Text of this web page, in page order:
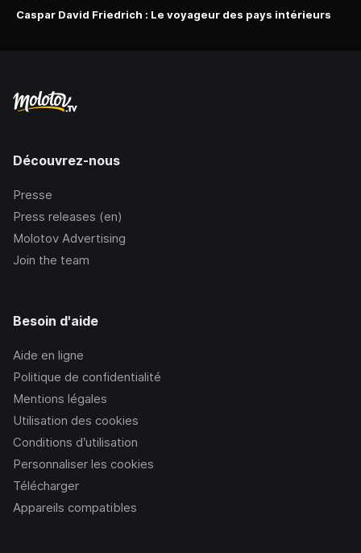
Caspar David Friedrich : Le voyageur des pays intérieurs
Découvrez-nous
Presse
Press releases (en)
Molotov Advertising
Join the team
Besoin d'aide
Aide en ligne
Politique de confidentialité
Mentions légales
Utilisation des cookies
Conditions d’utilisation
Personnaliser les cookies
Télécharger
Appareils compatibles